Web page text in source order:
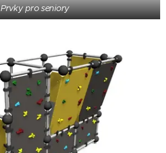
Prvky pro seniory